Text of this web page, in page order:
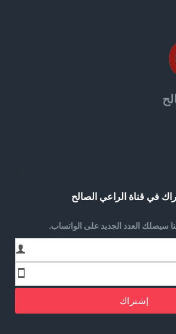
في قناة الراعي الصالح
سيصلك العدد الجديد على الواتساب.
إشتراك